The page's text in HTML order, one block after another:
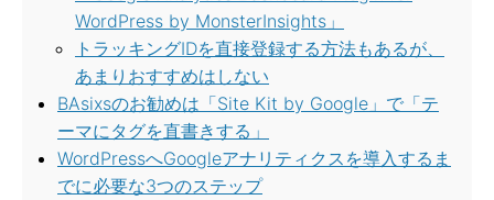
WordPress by MonsterInsights」
トラッキングIDを直接登録する方法もあるが、
あまりおすすめはしない
BAsixsのお勧めは「Site Kit by Google」で「テ
ーマにタグを直書きする」
WordPressへGoogleアナリティクスを導入するま
でに必要な3つのステップ